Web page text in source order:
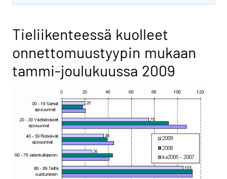
Tieliikenteessä kuolleet
onnettomuustyypin mukaan
tammi-joulukuussa 2009